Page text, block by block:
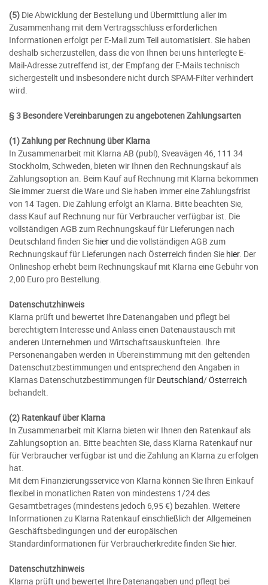
(5) Die Abwicklung der Bestellung und Übermittlung aller im
Zusammenhang mit dem Vertragsschluss erforderlichen
Informationen erfolgt per E-Mail zum Teil automatisiert. Sie haben
deshalb sicherzustellen, dass die von Ihnen bei uns hinterlegte E-
Mail-Adresse zutreffend ist, der Empfang der E-Mails technisch
sichergestellt und insbesondere nicht durch SPAM-Filter verhindert
wird.
§ 3 Besondere Vereinbarungen zu angebotenen Zahlungsarten
(1) Zahlung per Rechnung über Klarna
In Zusammenarbeit mit Klarna AB (publ), Sveavägen 46, 111 34
Stockholm, Schweden, bieten wir Ihnen den Rechnungskauf als
Zahlungsoption an. Beim Kauf auf Rechnung mit Klarna bekommen
Sie immer zuerst die Ware und Sie haben immer eine Zahlungsfrist
von 14 Tagen. Die Zahlung erfolgt an Klarna. Bitte beachten Sie,
dass Kauf auf Rechnung nur für Verbraucher verfügbar ist. Die
vollständigen AGB zum Rechnungskauf für Lieferungen nach
Deutschland finden Sie hier und die vollständigen AGB zum
Rechnungskauf für Lieferungen nach Österreich finden Sie hier. Der
Onlineshop erhebt beim Rechnungskauf mit Klarna eine Gebühr von
2,00 Euro pro Bestellung.
Datenschutzhinweis
Klarna prüft und bewertet Ihre Datenangaben und pflegt bei
berechtigtem Interesse und Anlass einen Datenaustausch mit
anderen Unternehmen und Wirtschaftsauskunfteien. Ihre
Personenangaben werden in Übereinstimmung mit den geltenden
Datenschutzbestimmungen und entsprechend den Angaben in
Klarnas Datenschutzbestimmungen für Deutschland/Österreich
behandelt.
(2) Ratenkauf über Klarna
In Zusammenarbeit mit Klarna bieten wir Ihnen den Ratenkauf als
Zahlungsoption an. Bitte beachten Sie, dass Klarna Ratenkauf nur
für Verbraucher verfügbar ist und die Zahlung an Klarna zu erfolgen
hat.
Mit dem Finanzierungsservice von Klarna können Sie Ihren Einkauf
flexibel in monatlichen Raten von mindestens 1/24 des
Gesamtbetrages (mindestens jedoch 6,95 €) bezahlen. Weitere
Informationen zu Klarna Ratenkauf einschließlich der Allgemeinen
Geschäftsbedingungen und der europäischen
Standardinformationen für Verbraucherkredite finden Sie hier.
Datenschutzhinweis
Klarna prüft und bewertet Ihre Datenangaben und pflegt bei